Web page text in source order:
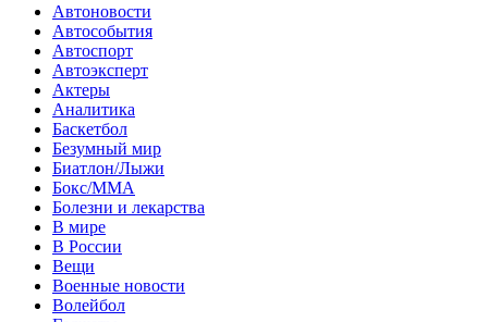
Автоновости
Автособытия
Автоспорт
Автоэксперт
Актеры
Аналитика
Баскетбол
Безумный мир
Биатлон/Лыжи
Бокс/MMA
Болезни и лекарства
В мире
В России
Вещи
Военные новости
Волейбол